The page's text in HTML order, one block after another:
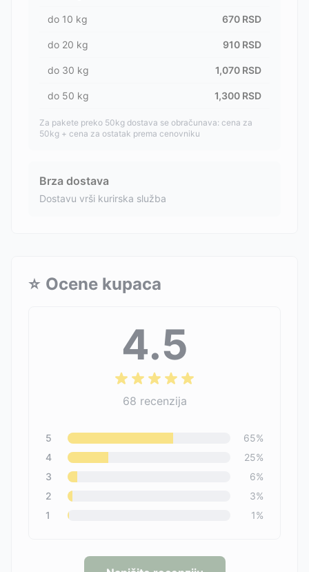
do 10 kg 670 RSD
do 20 kg 910 RSD
do 30 kg 1,070 RSD
do 50 kg 1,300 RSD
Za pakete preko 50kg dostava se obračunava: cena za
50kg + cena za ostatak prema cenovniku
Brza dostava
Dostavu vrši kurirska služba
⭐ Ocene kupaca
4.5
68 recenzija
5 65%
4
25%
3
6%
2
3%
1
1%